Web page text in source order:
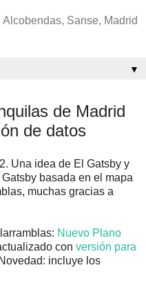
Sanse, Madrid
▼
de Madrid
de datos
Una idea de El Gatsby y
basada en el mapa
muchas gracias a
Nuevo Plano
con versión para
incluye los